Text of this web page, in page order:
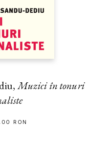
Muzici în tonuri
RON